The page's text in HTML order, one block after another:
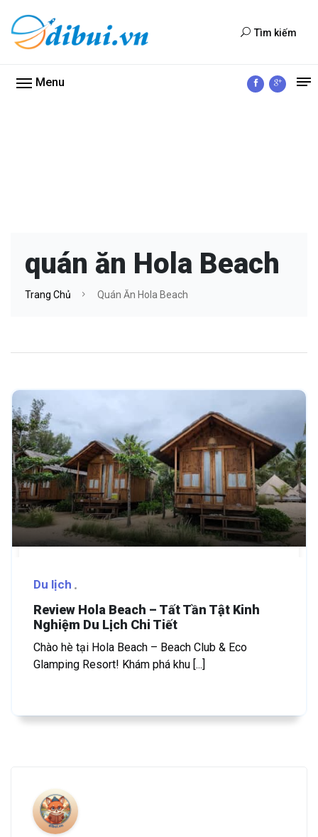
Tìm kiếm
Menu
quán ăn Hola Beach
Trang Chủ Quán Ăn Hola Beach
Du lịch
Review Hola Beach – Tất Tần Tật Kinh
Nghiệm Du Lịch Chi Tiết
Chào hè tại Hola Beach – Beach Club & Eco
Glamping Resort! Khám phá khu [...]